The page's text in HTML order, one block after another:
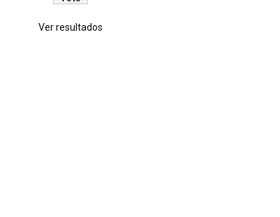
Ver resultados